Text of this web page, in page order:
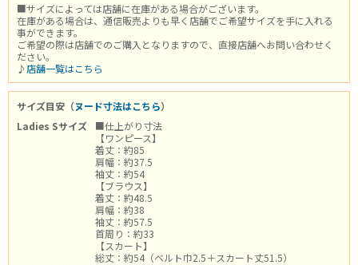
■サイズによっては店舗に在庫がある場合がございます。
在庫がある場合は、通信販売よりも早く店舗でご希望サイズを手に入れる
事ができます。
ご希望の際は店舗でのご購入となりますので、直接店舗へお問い合わせく
ださい。
♪ 店舗一覧はこちら
サイズ目安（ヌード寸法はこちら）
Ladies Sサイズ
■仕上がり寸法
【ワンピース】
着丈：約85
肩幅：約37.5
袖丈：約54
【ブラウス】
着丈：約48.5
肩幅：約38
袖丈：約57.5
首周り：約33
【スカート】
総丈：約54（ベルト巾2.5＋スカート丈51.5）